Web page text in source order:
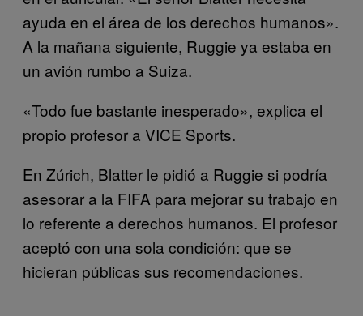
ayuda en el área de los derechos humanos».
A la mañana siguiente, Ruggie ya estaba en
un avión rumbo a Suiza.
«Todo fue bastante inesperado», explica el
propio profesor a VICE Sports.
En Zúrich, Blatter le pidió a Ruggie si podría
asesorar a la FIFA para mejorar su trabajo en
lo referente a derechos humanos. El profesor
aceptó con una sola condición: que se
hicieran públicas sus recomendaciones.